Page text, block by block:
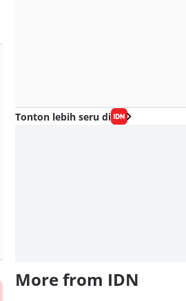
Tonton lebih seru di
More from IDN